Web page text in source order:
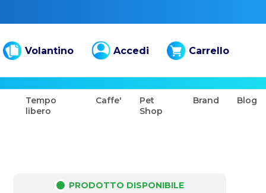
Volantino Accedi Carrello
Tempo
libero
Caffe'
Pet
Shop
Brand Blog
PRODOTTO DISPONIBILE